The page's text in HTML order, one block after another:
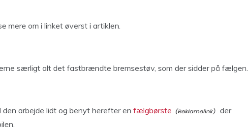
mere om i linket øverst i artiklen.
særligt alt det fastbrændte bremsestøv, som der sidder på fælgen.
arbejde lidt og benyt herefter en fælgbørste
der